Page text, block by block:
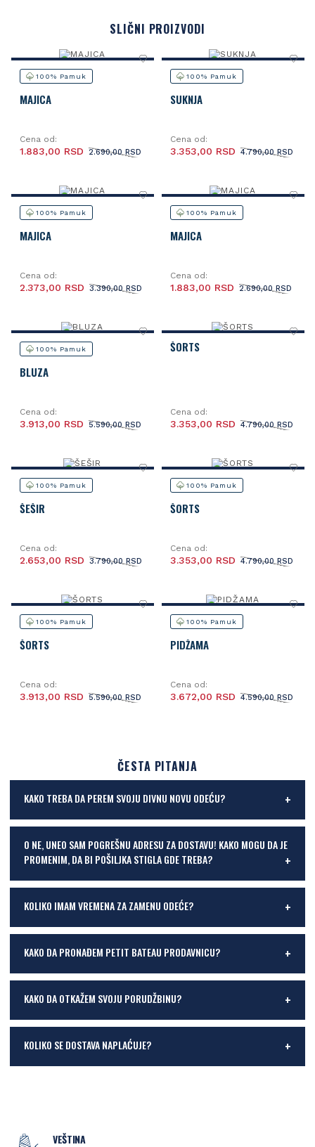
SLIČNI PROIZVODI
100% Pamuk
MAJICA
Cena od:
2.690,00 RSD
1.883,00 RSD
100% Pamuk
SUKNJA
Cena od:
4.790,00 RSD
3.353,00 RSD
100% Pamuk
MAJICA
Cena od:
3.390,00 RSD
2.373,00 RSD
100% Pamuk
MAJICA
Cena od:
2.690,00 RSD
1.883,00 RSD
100% Pamuk
BLUZA
Cena od:
5.590,00 RSD
3.913,00 RSD
ŠORTS
Cena od:
4.790,00 RSD
3.353,00 RSD
100% Pamuk
ŠEŠIR
Cena od:
3.790,00 RSD
2.653,00 RSD
100% Pamuk
ŠORTS
Cena od:
4.790,00 RSD
3.353,00 RSD
100% Pamuk
ŠORTS
Cena od:
5.590,00 RSD
3.913,00 RSD
100% Pamuk
PIDŽAMA
Cena od:
4.590,00 RSD
3.672,00 RSD
ČESTA PITANJA
KAKO TREBA DA PEREM SVOJU DIVNU NOVU ODEĆU?
O NE, UNEO SAM POGREŠNU ADRESU ZA DOSTAVU! KAKO MOGU DA JE
PROMENIM, DA BI POŠILJKA STIGLA GDE TREBA?
KOLIKO IMAM VREMENA ZA ZAMENU ODEĆE?
KAKO DA PRONAĐEM PETIT BATEAU PRODAVNICU?
KAKO DA OTKAŽEM SVOJU PORUDŽBINU?
KOLIKO SE DOSTAVA NAPLAĆUJE?
VEŠTINA